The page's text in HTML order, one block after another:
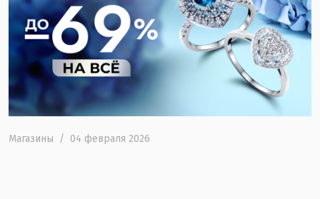
Магазины / 04 февраля 2026